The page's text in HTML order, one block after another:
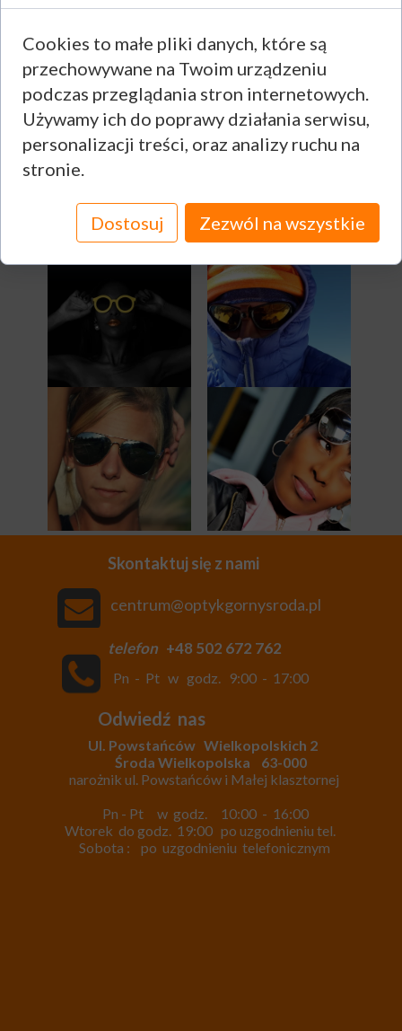
Skontaktuj się z nami
centrum@optykgornysroda.pl
telefon +48 502 672 762
Pn - Pt w godz. 9:00 - 17:00
Odwiedź nas
Ul. Powstańców Wielkopolskich 2
Środa Wielkopolska 63-000
narożnik ul. Powstańców i Małej klasztornej
Pn - Pt w godz. 10:00 - 16:00
Wtorek do godz. 19:00 po uzgodnieniu tel.
Sobota : po uzgodnieniu telefonicznym
Cookies to małe pliki danych, które są
przechowywane na Twoim urządzeniu
podczas przeglądania stron internetowych.
Używamy ich do poprawy działania serwisu,
personalizacji treści, oraz analizy ruchu na
stronie.
Dostosuj Zezwól na wszystkie